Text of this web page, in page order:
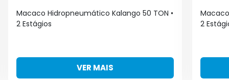
Macaco Hidropneumático Kalango 50 TON •
2 Estágios
VER MAIS
2